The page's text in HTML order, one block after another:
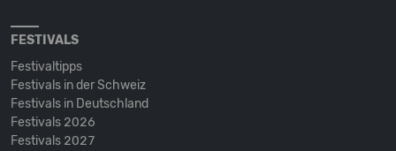
FESTIVALS
Festivaltipps
Festivals in der Schweiz
Festivals in Deutschland
Festivals 2026
Festivals 2027